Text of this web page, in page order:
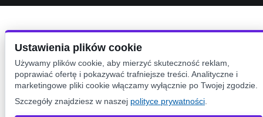
Ustawienia plików cookie
Używamy plików cookie, aby mierzyć skuteczność reklam,
poprawiać ofertę i pokazywać trafniejsze treści. Analityczne i
marketingowe pliki cookie włączamy wyłącznie po Twojej zgodzie.
Szczegóły znajdziesz w naszej polityce prywatności